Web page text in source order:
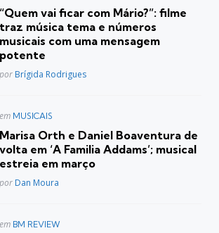
“Quem vai ficar com Mário?”: filme
traz música tema e números
musicais com uma mensagem
potente
Posted
por Brígida Rodrigues
Postado
em MUSICAIS
Marisa Orth e Daniel Boaventura de
volta em ‘A Familia Addams’; musical
estreia em março
Posted
por Dan Moura
Postado
em BM REVIEW